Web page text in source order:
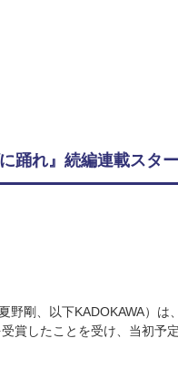
踊れ』続編連載ス
剛、以下KADOKAWA）は
賞したことを受け、当初予